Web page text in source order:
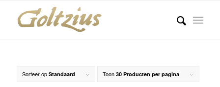
Sorteer op Standaard Toon 30 Producten per pagina